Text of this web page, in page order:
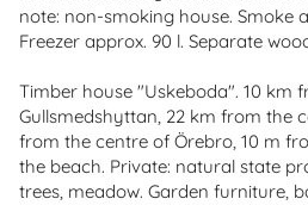
note: non-smoking house. Smoke
Freezer approx. 90 l. Separate
Timber house "Uskeboda". 10 km
Gullsmedshyttan, 22 km from the
from the centre of Örebro, 10 m
the beach. Private: natural state
trees, meadow. Garden furniture,